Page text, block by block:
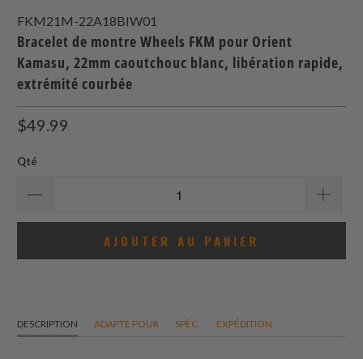
FKM21M-22A18BIW01
Bracelet de montre Wheels FKM pour Orient
Kamasu, 22mm caoutchouc blanc, libération rapide,
extrémité courbée
$49.99
Qté
AJOUTER AU PANIER
DESCRIPTION ADAPTÉ POUR SPÉC. EXPÉDITION